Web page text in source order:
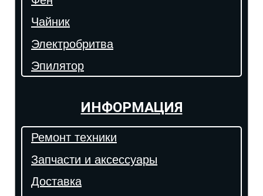
Чайник
Электробритва
Эпилятор
ИНФОРМАЦИЯ
Ремонт техники
Запчасти и аксессуары
Доставка